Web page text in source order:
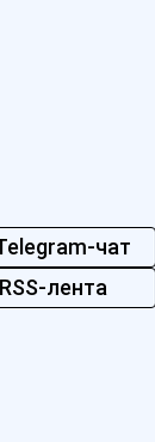
чат
RSS-лента